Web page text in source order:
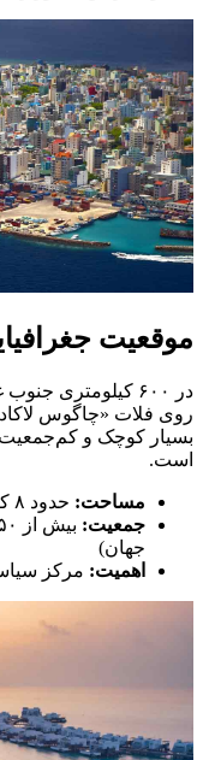
موقعیت
در ۶۰۰ کیلومتری
روی فلات «چاگوس
بسیار کوچک و کم‌جمعیت
است.
مساحت: حدود ۸ کیلومتر مربع
جمعیت:
جهان)
اهمیت: مرکز